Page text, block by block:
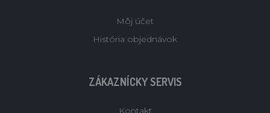
Môj účet
História objednávok
ZÁKAZNÍCKY SERVIS
Kontakt